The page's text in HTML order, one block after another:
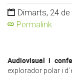
Dimarts, 24
Permalink
Audiovisual i
explorador polar i